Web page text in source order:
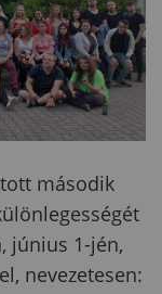
második
június 1-jén,
nevezetesen: